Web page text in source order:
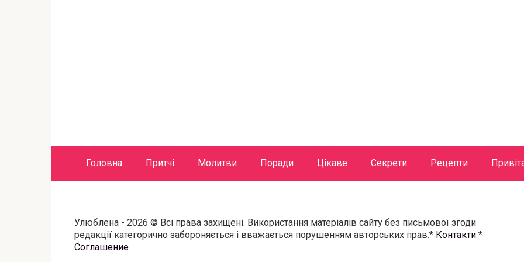
Головна Притчі Молитви Поради Цікаве Секрети Рецепти
Улюблена - 2026 © Всі права захищені. Використання матеріалів сайту без письмової згоди
редакції категорично забороняється і вважається порушенням авторських прав.* Контакти *
Соглашение